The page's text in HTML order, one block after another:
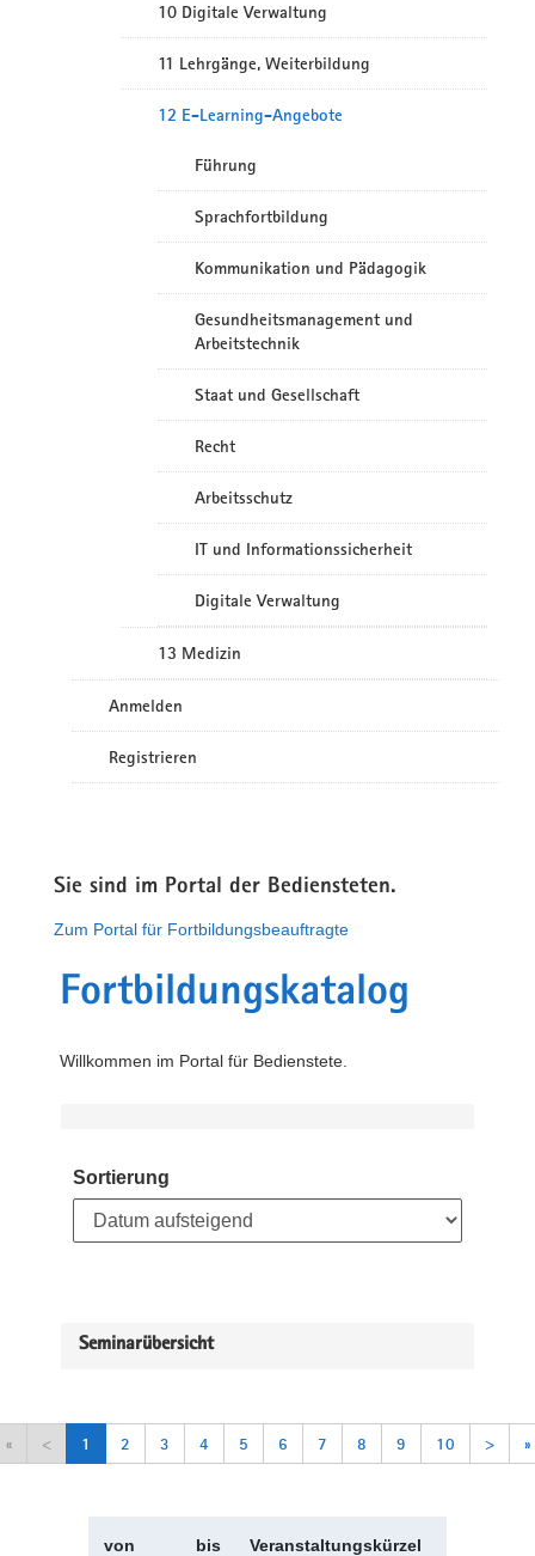
10 Digitale Verwaltung
11 Lehrgänge, Weiterbildung
12 E-Learning-Angebote
Führung
Sprachfortbildung
Kommunikation und Pädagogik
Gesundheitsmanagement und
Arbeitstechnik
Staat und Gesellschaft
Recht
Arbeitsschutz
IT und Informationssicherheit
Digitale Verwaltung
13 Medizin
Anmelden
Registrieren
Sie sind im Portal der Bediensteten.
Zum Portal für Fortbildungsbeauftragte
Fortbildungskatalog
Willkommen im Portal für Bedienstete.
Sortierung
Seminarübersicht
« < 1 2 3 4 5 6 7 8 9 10 > »
von bis Veranstaltungskürzel